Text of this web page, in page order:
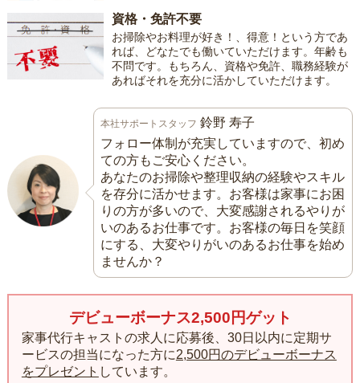
資格・免許不要
お掃除やお料理が好き！、得意！という方であ
れば、どなたでも働いていただけます。年齢も
不問です。もちろん、資格や免許、職務経験が
あればそれを充分に活かしていただけます。
本社サポートスタッフ 鈴野 寿子
フォロー体制が充実していますので、初め
ての方もご安心ください。
あなたのお掃除や整理収納の経験やスキル
を存分に活かせます。お客様は家事にお困
りの方が多いので、大変感謝されるやりが
いのあるお仕事です。お客様の毎日を笑顔
にする、大変やりがいのあるお仕事を始め
ませんか？
デビューボーナス2,500円ゲット
家事代行キャストの求人に応募後、30日以内に定期サ
ービスの担当になった方に2,500円のデビューボーナス
をプレゼント しています。